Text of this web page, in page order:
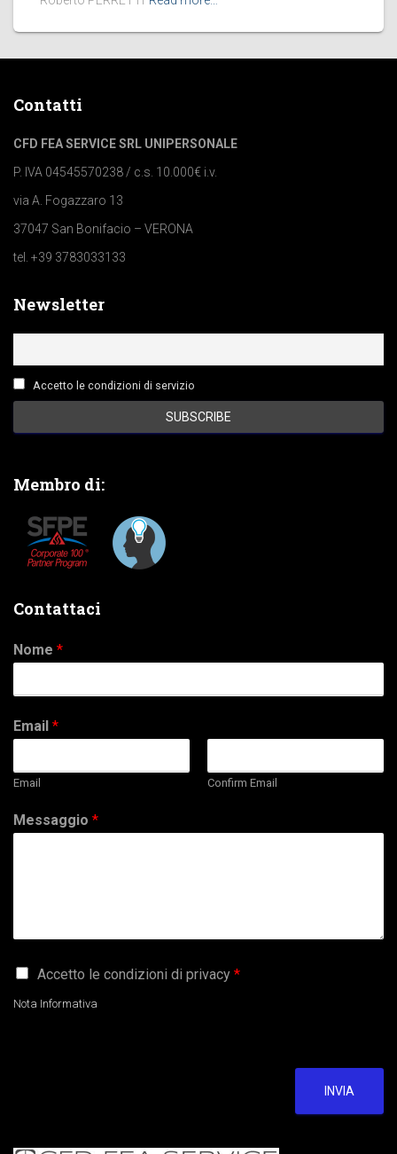
Contatti
CFD FEA SERVICE SRL UNIPERSONALE
P. IVA 04545570238 / c.s. 10.000€ i.v.
via A. Fogazzaro 13
37047 San Bonifacio – VERONA
tel. +39 3783033133
Newsletter
Accetto le condizioni di servizio
Membro di:
Contattaci
Nome *
Email *
Email Confirm Email
Messaggio *
G
P
e
Accetto le condizioni di privacy *
Nota Informativa
INVIA